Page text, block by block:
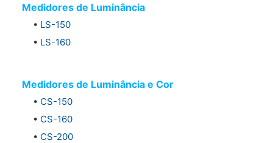
Medidores de Luminância
• LS-150
• LS-160
Medidores de Luminância e Cor
• CS-150
• CS-160
• CS-200